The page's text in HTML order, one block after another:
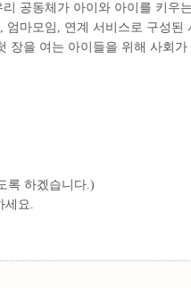
공동체가 아이와 아이를 키우
마모임, 연계 서비스로 구성된
장을 여는 아이들을 위해 사회
록 하겠습니다.)
세요.